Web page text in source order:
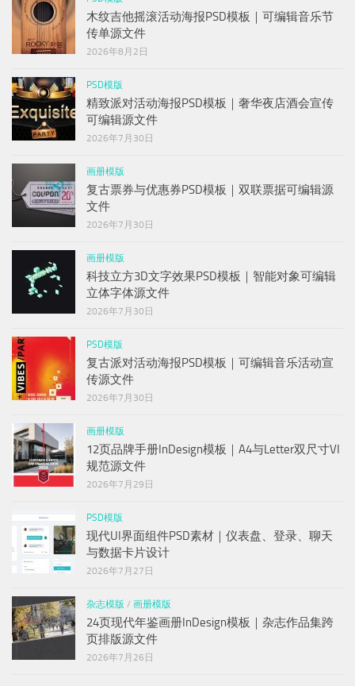
木纹吉他摇滚活动海报PSD模板｜可编辑音乐节
传单源文件
2026年8月2日
PSD模版
精致派对活动海报PSD模板｜奢华夜店酒会宣传
可编辑源文件
2026年7月30日
画册模版
复古票券与优惠券PSD模板｜双联票据可编辑源
文件
2026年7月30日
画册模版
科技立方3D文字效果PSD模板｜智能对象可编辑
立体字体源文件
2026年7月30日
PSD模版
复古派对活动海报PSD模板｜可编辑音乐活动宣
传源文件
2026年7月30日
画册模版
12页品牌手册InDesign模板｜A4与Letter双尺寸VI
规范源文件
2026年7月29日
PSD模版
现代UI界面组件PSD素材｜仪表盘、登录、聊天
与数据卡片设计
2026年7月27日
杂志模版 / 画册模版
24页现代年鉴画册InDesign模板｜杂志作品集跨
页排版源文件
2026年7月26日